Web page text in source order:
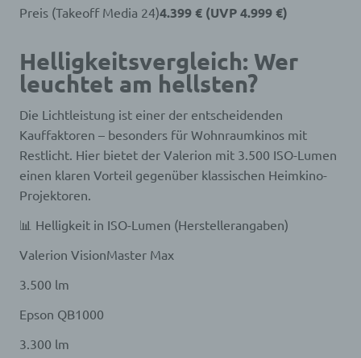
Preis (Takeoff Media 24)4.399 € (UVP 4.999 €)
Helligkeitsvergleich: Wer
leuchtet am hellsten?
Die Lichtleistung ist einer der entscheidenden
Kauffaktoren – besonders für Wohnraumkinos mit
Restlicht. Hier bietet der Valerion mit 3.500 ISO-Lumen
einen klaren Vorteil gegenüber klassischen Heimkino-
Projektoren.
📊 Helligkeit in ISO-Lumen (Herstellerangaben)
Valerion VisionMaster Max
3.500 lm
Epson QB1000
3.300 lm
Sache nur registrierten Benutzern angeboten
werden können. Registrierten Personen steht die
angegebenen personenbezogenen Daten
jederzeit abzuändern oder vollständig aus dem
Datenbestand des für die Verarbeitung
Der für die Verarbeitung Verantwortliche erteilt
jeder betroffenen Person jederzeit auf Anfrage
Auskunft darüber, welche personenbezogenen
Daten über die betroffene Person gespeichert sind.
Ferner berichtigt oder löscht der für die
Verarbeitung Verantwortliche personenbezogene
Daten auf Wunsch oder Hinweis der betroffenen
Person, soweit dem keine gesetzlichen
Aufbewahrungspflichten entgegenstehen. Die
Verantwortlichen stehen der betroffenen Person in
Verfügung.
Kontaktmöglichkeit über die Internetseite